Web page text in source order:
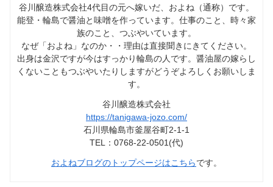
谷川醸造株式会社4代目の元へ嫁いだ、およね（通称）です。
能登・輪島で醤油と味噌を作っています。仕事のこと、時々家
族のこと、つぶやいています。
なぜ「およね」なのか・・理由は直接聞きにきてください。
出身は金沢ですが今はすっかり輪島の人です。醤油屋の嫁らし
くないこともつぶやいたりしますがどうぞよろしくお願いしま
す。
谷川醸造株式会社
https://tanigawa-jozo.com/
石川県輪島市釜屋谷町2-1-1
TEL：0768-22-0501(代)
およねブログのトップページはこちらです。